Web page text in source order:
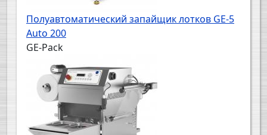
Полуавтоматический запайщик лотков GE-5
Auto 200
GE-Pack